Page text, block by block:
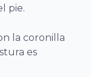
pie.
la coronilla
es